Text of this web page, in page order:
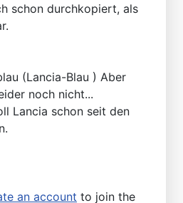
schon durchkopiert, als
(Lancia-Blau ) Aber
noch nicht...
Lancia schon seit den
an account to join the